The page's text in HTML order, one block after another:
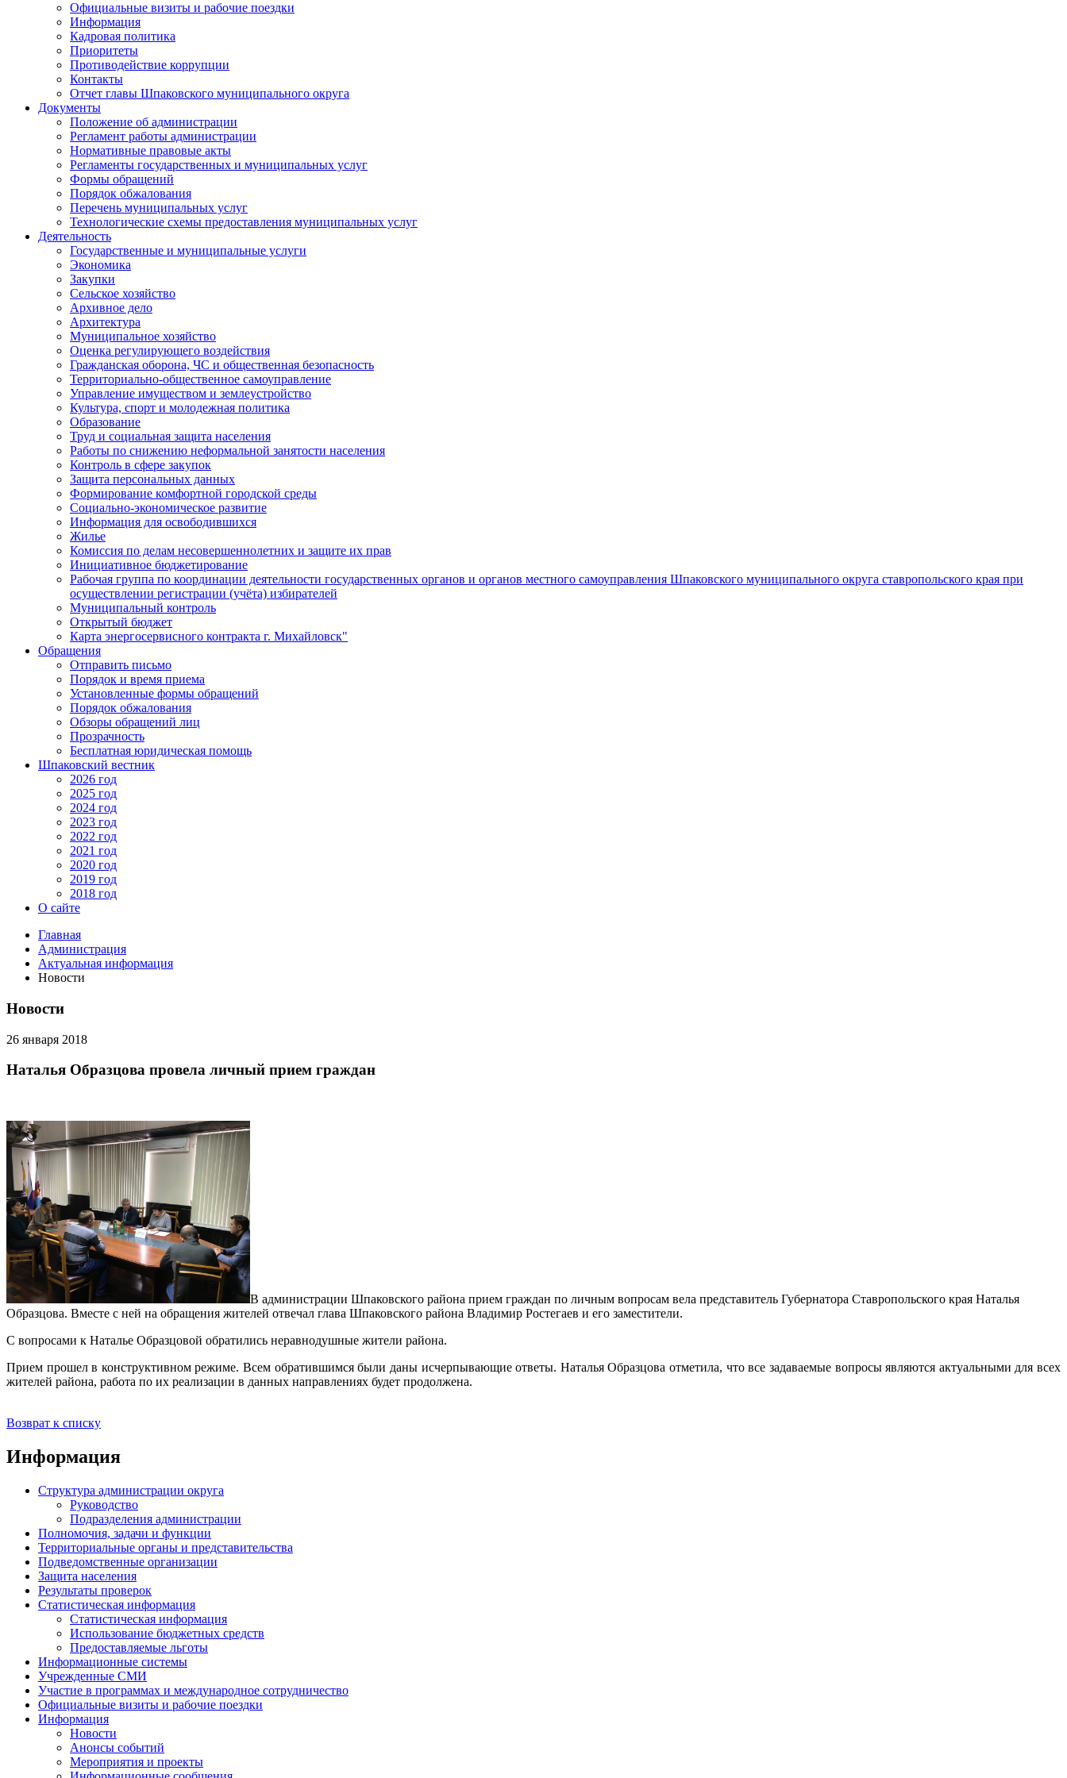
Официальные визиты и рабочие поездки
Информация
Кадровая политика
Приоритеты
Противодействие коррупции
Контакты
Отчет главы Шпаковского муниципального округа
Документы
Положение об администрации
Регламент работы администрации
Нормативные правовые акты
Регламенты государственных и муниципальных услуг
Формы обращений
Порядок обжалования
Перечень муниципальных услуг
Технологические схемы предоставления муниципальных услуг
Деятельность
Государственные и муниципальные услуги
Экономика
Закупки
Сельское хозяйство
Архивное дело
Архитектура
Муниципальное хозяйство
Оценка регулирующего воздействия
Гражданская оборона, ЧС и общественная безопасность
Территориально-общественное самоуправление
Управление имуществом и землеустройство
Культура, спорт и молодежная политика
Образование
Труд и социальная защита населения
Работы по снижению неформальной занятости населения
Контроль в сфере закупок
Защита персональных данных
Формирование комфортной городской среды
Социально-экономическое развитие
Информация для освободившихся
Жилье
Комиссия по делам несовершеннолетних и защите их прав
Инициативное бюджетирование
Рабочая группа по координации деятельности государственных органов и органов местного самоуправления Шпаковского муниципального округа ставропольского края при
осуществлении регистрации (учёта) избирателей
Муниципальный контроль
Открытый бюджет
Карта энергосервисного контракта г. Михайловск"
Обращения
Отправить письмо
Порядок и время приема
Установленные формы обращений
Порядок обжалования
Обзоры обращений лиц
Прозрачность
Бесплатная юридическая помощь
Шпаковский вестник
2026 год
2025 год
2024 год
2023 год
2022 год
2021 год
2020 год
2019 год
2018 год
О сайте
Главная
Администрация
Актуальная информация
Новости
Новости
26 января 2018
Наталья Образцова провела личный прием граждан
В администрации Шпаковского района прием граждан по личным вопросам вела представитель Губернатора Ставропольского края Наталья
Образцова. Вместе с ней на обращения жителей отвечал глава Шпаковского района Владимир Ростегаев и его заместители.
С вопросами к Наталье Образцовой обратились неравнодушные жители района.
Прием прошел в конструктивном режиме. Всем обратившимся были даны исчерпывающие ответы. Наталья Образцова отметила, что все задаваемые вопросы являются актуальными для всех
жителей района, работа по их реализации в данных направлениях будет продолжена.
Возврат к списку
Информация
Структура администрации округа
Руководство
Подразделения администрации
Полномочия, задачи и функции
Территориальные органы и представительства
Подведомственные организации
Защита населения
Результаты проверок
Статистическая информация
Статистическая информация
Использование бюджетных средств
Предоставляемые льготы
Информационные системы
Учрежденные СМИ
Участие в программах и международное сотрудничество
Официальные визиты и рабочие поездки
Информация
Новости
Анонсы событий
Мероприятия и проекты